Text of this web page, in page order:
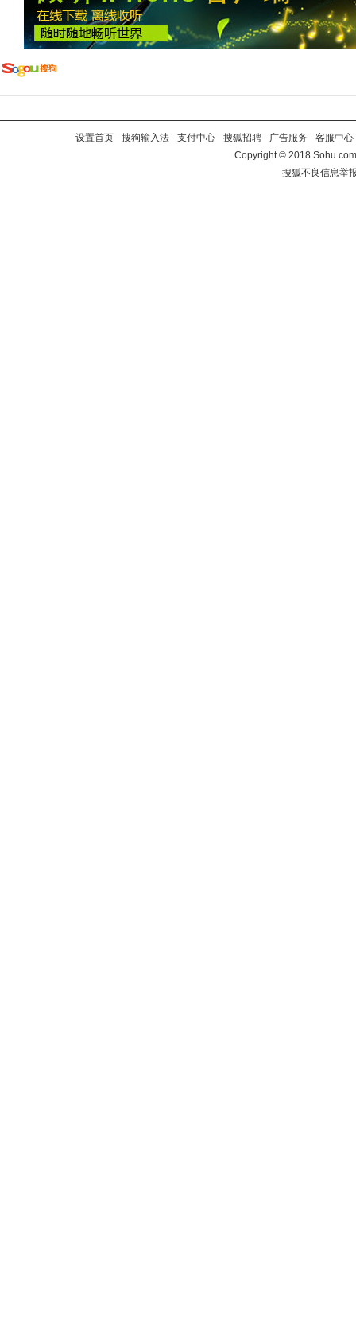
设置首页 - 搜狗输入法 - 支付中心 - 搜狐招聘 - 广告服务 - 客服中心
Copyright©2018
搜狐不良信息举